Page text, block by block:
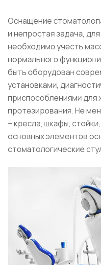
Оснащение
и непростая задача,
необходимо учесть
нормального
быть оборудован
установками,
приспособлениями для
протезирования. Не
– кресла, шкафы,
основных элементов
стоматологические